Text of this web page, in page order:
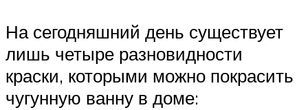
На сегодняшний день существует
лишь четыре разновидности
краски, которыми можно покрасить
чугунную ванну в доме: